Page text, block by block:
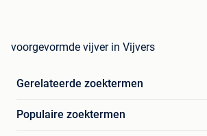
voorgevormde vijver in Vijvers
Gerelateerde zoektermen
Populaire zoektermen